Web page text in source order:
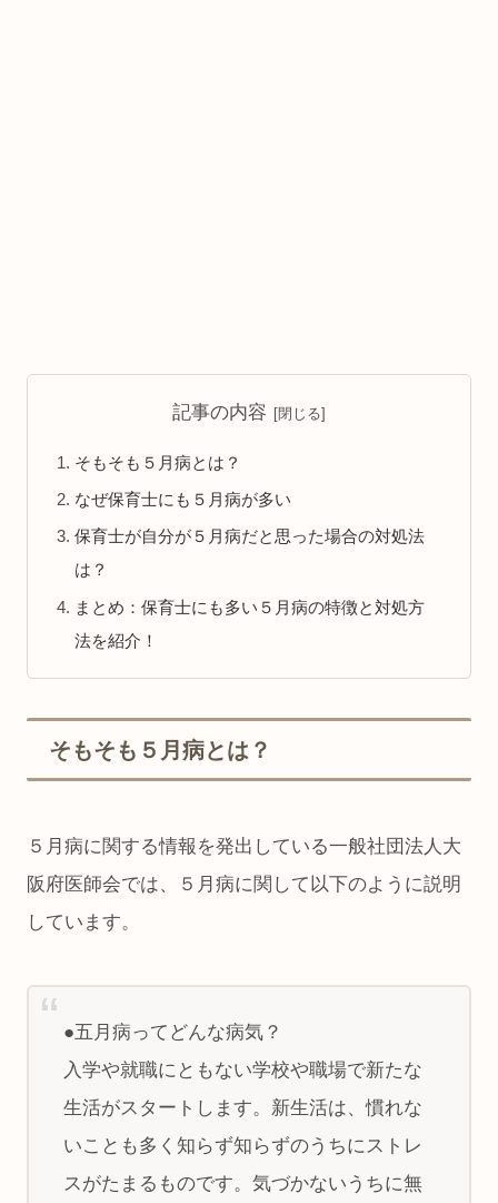
記事の内容
そもそも５月病とは？
なぜ保育士にも５月病が多い
保育士が自分が５月病だと思った場合の対処法
は？
まとめ：保育士にも多い５月病の特徴と対処方
法を紹介！
そもそも５月病とは？
５月病に関する情報を発出している一般社団法人大
阪府医師会では、５月病に関して以下のように説明
しています。
●五月病ってどんな病気？
入学や就職にともない学校や職場で新たな
生活がスタートします。新生活は、慣れな
いことも多く知らず知らずのうちにストレ
スがたまるものです。気づかないうちに無